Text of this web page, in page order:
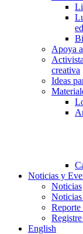
Apoya
creativa
Ideas
Noticias y
Noticias
English